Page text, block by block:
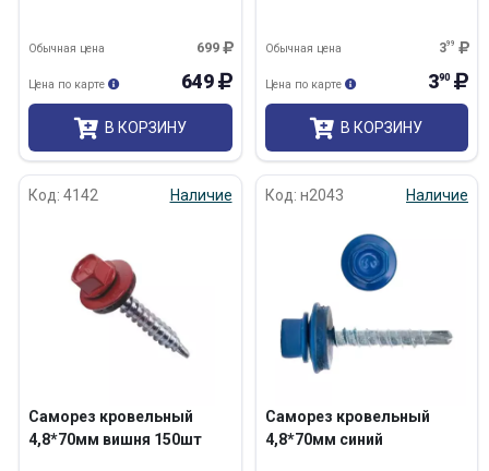
699
Обычная цена
649
Цена по карте
В КОРЗИНУ
399
Обычная цена
390
Цена по карте
В КОРЗИНУ
Код: 4142 Наличие
Саморез кровельный
4,8*70мм вишня 150шт
Код: н2043 Наличие
Саморез кровельный
4,8*70мм синий